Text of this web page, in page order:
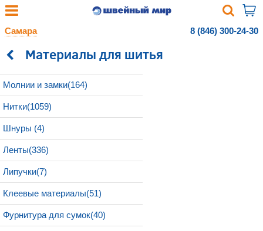
Самара 8 (846) 300-24-30
Материалы для шитья
Молнии и замки(164)
Нитки(1059)
Шнуры (4)
Ленты(336)
Липучки(7)
Клеевые материалы(51)
Фурнитура для сумок(40)